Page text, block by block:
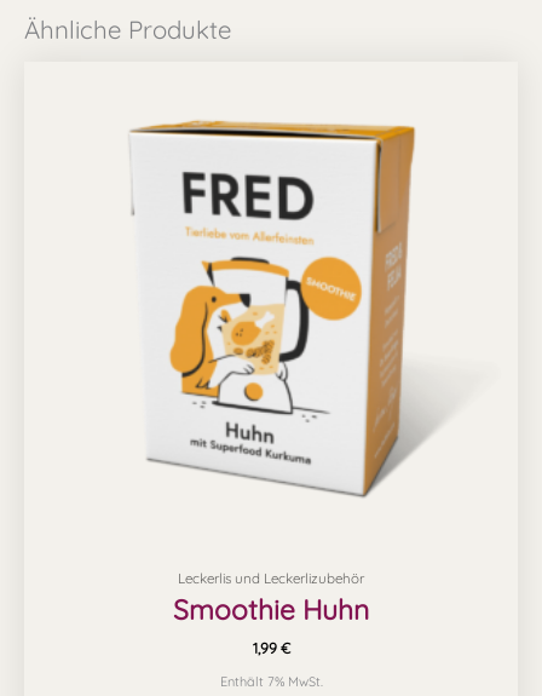
Ähnliche Produkte
Leckerlis und Leckerlizubehör
Smoothie Huhn
1,99 €
Enthält 7% MwSt.